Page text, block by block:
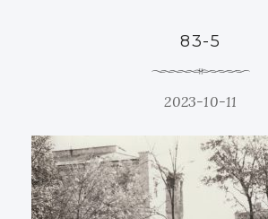
83-5
2023-10-11